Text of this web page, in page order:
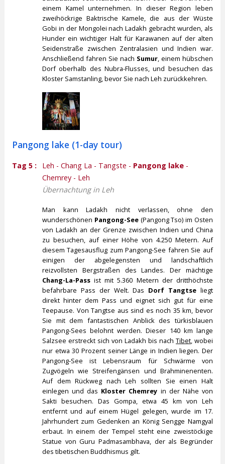
einem Kamel unternehmen. In dieser Region leben
zweihöckrige Baktrische Kamele, die aus der Wüste
Gobi in der Mongolei nach Ladakh gebracht wurden, als
Hunder ein wichtiger Halt für Karawanen auf der alten
Seidenstraße zwischen Zentralasien und Indien war.
Anschließend fahren Sie nach Sumur, einem hübschen
Dorf oberhalb des Nubra-Flusses, und besuchen das
Kloster Samstanling, bevor Sie nach Leh zurückkehren.
Pangong lake (1-day tour)
Tag 5 : Leh - Chang La - Tangste - Pangong lake-
Chemrey - Leh
Übernachtung in Leh
Man kann Ladakh nicht verlassen, ohne den
wunderschönen Pangong-See(Pangong Tso) im Osten
von Ladakh an der Grenze zwischen Indien und China
zu besuchen, auf einer Höhe von 4.250 Metern. Auf
diesem Tagesausflug zum Pangong-See fahren Sie auf
einigen der abgelegensten und landschaftlich
reizvollsten Bergstraßen des Landes. Der mächtige
Chang-La-Passist mit 5.360 Metern der dritthöchste
befahrbare Pass der Welt. Das Dorf Tangtse liegt
direkt hinter dem Pass und eignet sich gut für eine
Teepause. Von Tangtse aus sind es noch 35 km, bevor
Sie mit dem fantastischen Anblick des türkisblauen
Pangong-Sees belohnt werden. Dieser 140 km lange
Salzsee erstreckt sich von Ladakh bis nach Tibet, wobei
nur etwa 30 Prozent seiner Länge in Indien liegen. Der
Pangong-See ist Lebensraum für Schwärme von
Zugvögeln wie Streifengänsen und Brahminenenten.
Auf dem Rückweg nach Leh sollten Sie einen Halt
einlegen und das Kloster Chemrey in der Nähe von
Sakti besuchen. Das Gompa, etwa 45 km von Leh
entfernt und auf einem Hügel gelegen, wurde im 17.
Jahrhundert zum Gedenken an König Sengge Namgyal
erbaut. In einem der Tempel steht eine zweistöckige
Statue von Guru Padmasambhava, der als Begründer
des tibetischen Buddhismus gilt.